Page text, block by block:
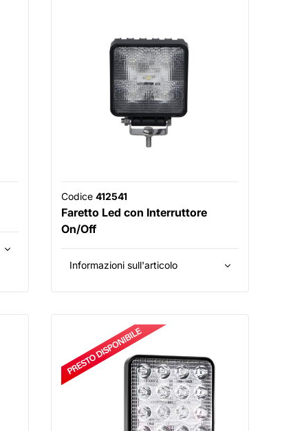
Codice 412541
Faretto Led con Interruttore
On/Off
Informazioni sull'articolo